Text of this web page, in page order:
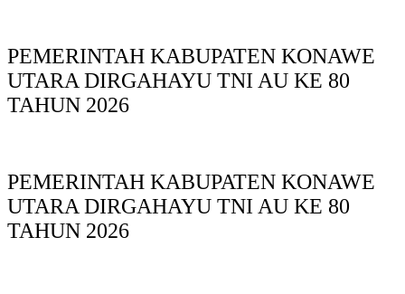
PEMERINTAH KABUPATEN KONAWE
UTARA DIRGAHAYU TNI AU KE 80
TAHUN 2026
PEMERINTAH KABUPATEN KONAWE
UTARA DIRGAHAYU TNI AU KE 80
TAHUN 2026